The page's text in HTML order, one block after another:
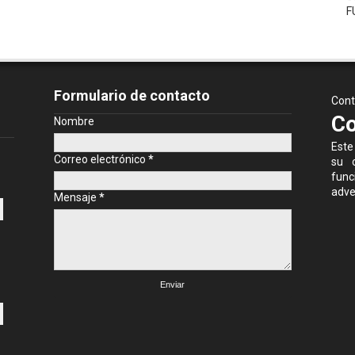
Formulario de contacto
Nombre
Correo electrónico *
Mensaje *
su